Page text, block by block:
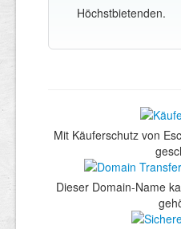
Höchstbietenden.
Mit Käuferschutz von
Dieser Domain-Name